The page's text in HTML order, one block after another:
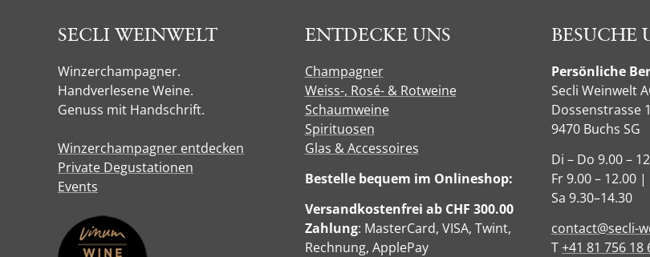
SECLI WEINWELT
Winzerchampagner.
Handverlesene Weine.
Genuss mit Handschrift.
Winzerchampagner entdecken
Private Degustationen
Events
ENTDECKE UNS
Champagner
Weiss-, Rosé- & Rotweine
Schaumweine
Spirituosen
Glas & Accessoires
Bestelle bequem im Onlineshop:
Versandkostenfrei ab CHF 300.00
Zahlung: MasterCard, VISA, Twint,
Rechnung, ApplePay
BESUCHE
Persönliche
Secli Weinwelt
Dossenstrasse
9470 Buchs SG
Di – Do 9.00 –
Fr 9.00 – 12.00
Sa 9.30–14.30
contact@secli-
T+41 81 756 18